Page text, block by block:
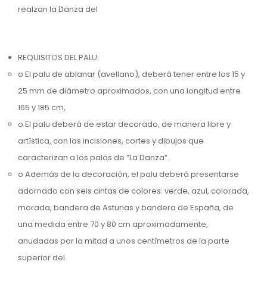
realzan la Danza del
REQUISITOS DEL PALU:
o El palu de ablanar (avellano), deberá tener entre los 15 y
25 mm de diámetro aproximados, con una longitud entre
165 y 185 cm,
o El palu deberá de estar decorado, de manera libre y
artística, con las incisiones, cortes y dibujos que
caracterizan a los palos de “La Danza”.
o Además de la decoración, el palu deberá presentarse
adornado con seis cintas de colores: verde, azul, colorada,
morada, bandera de Asturias y bandera de España, de
una medida entre 70 y 80 cm aproximadamente,
anudadas por la mitad a unos centímetros de la parte
superior del